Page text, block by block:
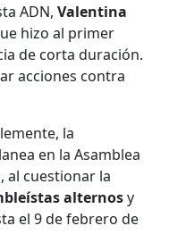
ADN,Valentina
hizo al primer
de corta duración.
acciones contra
la
en la Asamblea
al cuestionar la
alternosy
el 9 de febrero de